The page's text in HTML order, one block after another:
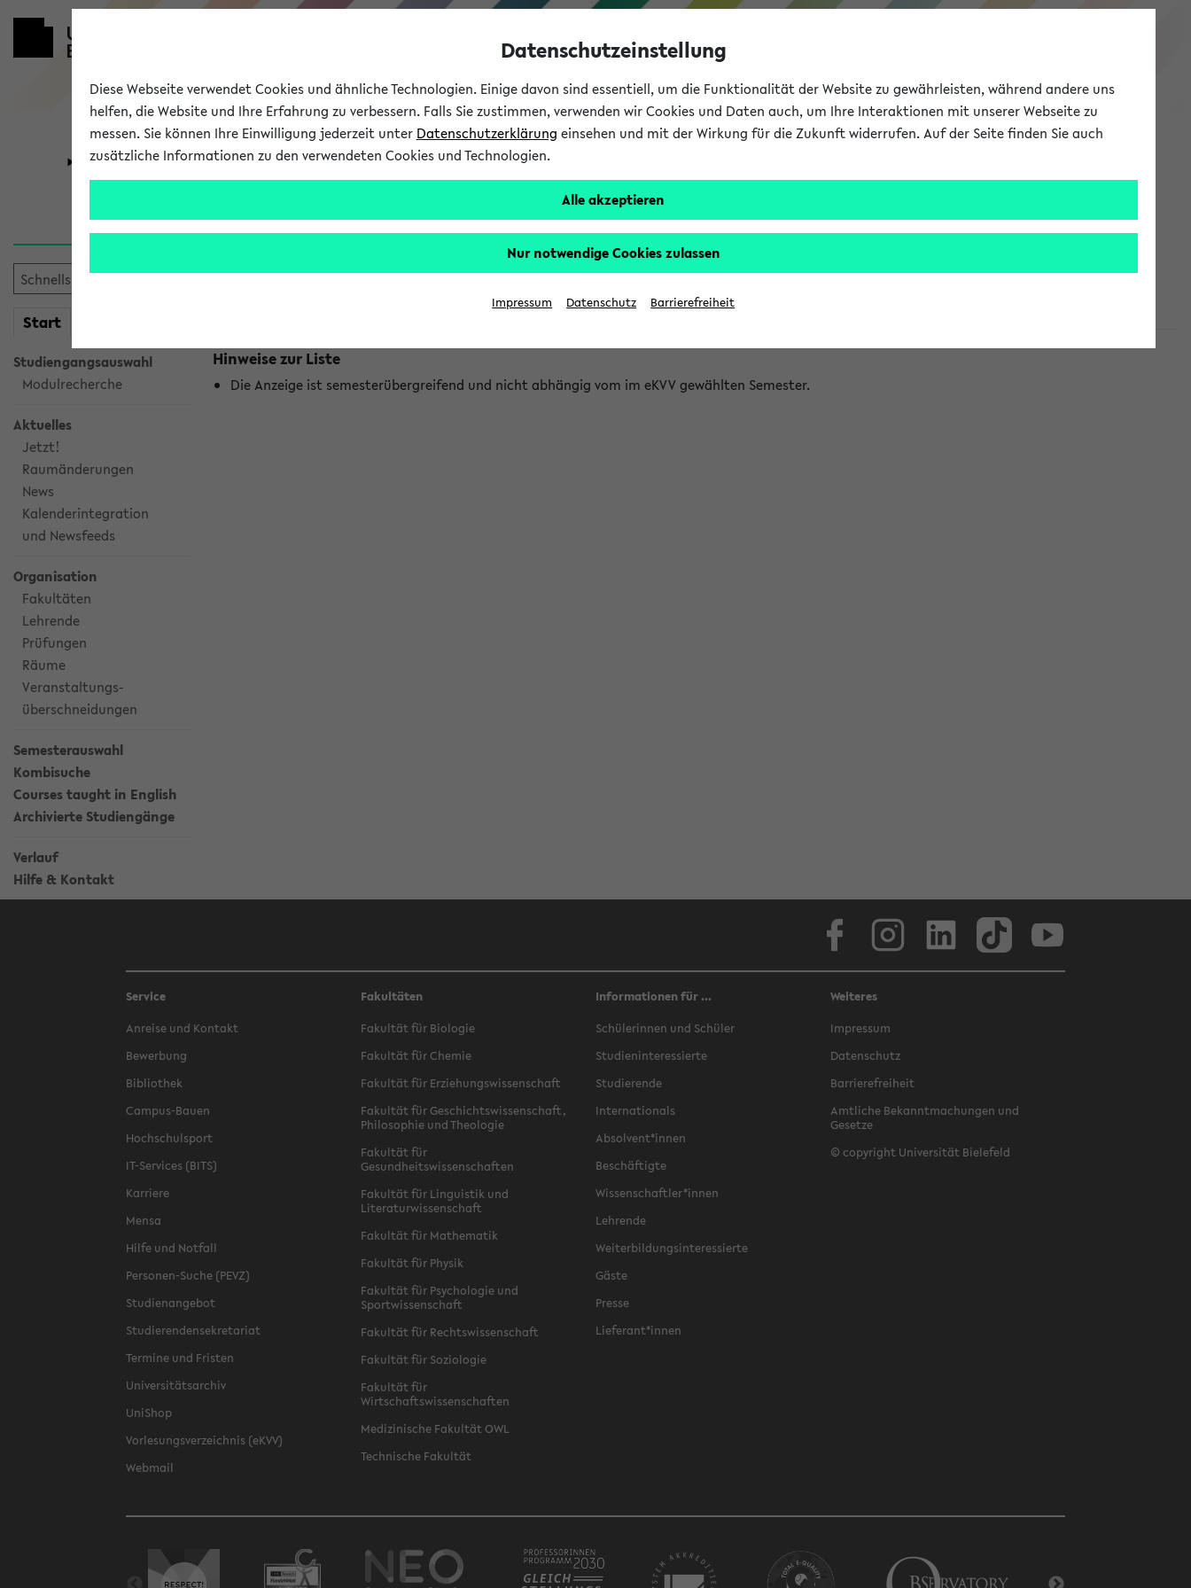
eKVV
Universität Forschung Studium
Start
Studiengangsauswahl
Modulrecherche
Aktuelles
Jetzt!
Raumänderungen
News
Kalenderintegration
und Newsfeeds
Organisation
Fakultäten
Lehrende
Prüfungen
Räume
Veranstaltungs-
überschneidungen
Semesterauswahl
Kombisuche
Courses taught in English
Archivierte Studiengänge
Verlauf
Hilfe & Kontakt
Jetzt und in Kürze stattfindende Veranstaltungen
Hinweise zur Liste
Die Anzeige ist semesterübergreifend und nicht abhängig vom im eKVV gewählten Semester.
Service
Anreise und Kontakt
Bewerbung
Bibliothek
Campus-Bauen
Hochschulsport
IT-Services (BITS)
Karriere
Mensa
Hilfe und Notfall
Personen-Suche (PEVZ)
Studienangebot
Studierendensekretariat
Termine und Fristen
Universitätsarchiv
UniShop
Vorlesungsverzeichnis (eKVV)
Webmail
Fakultäten
Fakultät für Biologie
Fakultät für Chemie
Fakultät für Erziehungswissenschaft
Fakultät für Geschichtswissenschaft,
Philosophie und Theologie
Fakultät für
Gesundheitswissenschaften
Fakultät für Linguistik und
Literaturwissenschaft
Fakultät für Mathematik
Fakultät für Physik
Fakultät für Psychologie und
Sportwissenschaft
Fakultät für Rechtswissenschaft
Fakultät für Soziologie
Fakultät für
Wirtschaftswissenschaften
Medizinische Fakultät OWL
Technische Fakultät
Informationen für ...
Schülerinnen und Schüler
Studieninteressierte
Studierende
Internationals
Absolvent*innen
Beschäftigte
Wissenschaftler*innen
Lehrende
Weiterbildungsinteressierte
Gäste
Presse
Lieferant*innen
Weiteres
Impressum
Datenschutz
Barrierefreiheit
Amtliche Bekanntmachungen und
Gesetze
© copyright Universität Bielefeld
Datenschutzeinstellung
Diese Webseite verwendet Cookies und ähnliche Technologien. Einige davon sind essentiell, um die Funktionalität der Website zu gewährleisten, während andere uns
helfen, die Website und Ihre Erfahrung zu verbessern. Falls Sie zustimmen, verwenden wir Cookies und Daten auch, um Ihre Interaktionen mit unserer Webseite zu
messen. Sie können Ihre Einwilligung jederzeit unter Datenschutzerklärung einsehen und mit der Wirkung für die Zukunft widerrufen. Auf der Seite finden Sie auch
zusätzliche Informationen zu den verwendeten Cookies und Technologien.
Alle akzeptieren
Nur notwendige Cookies zulassen
Impressum Datenschutz Barrierefreiheit